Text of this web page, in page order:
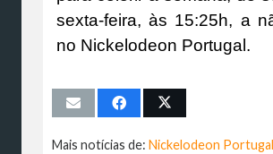
sexta-feira, às 15:25h, a
no Nickelodeon Portugal.
Mais notícias de: Nickelodeon Portugal